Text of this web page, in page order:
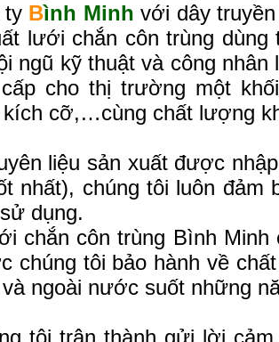
Bình Minh với dây
lưới chắn côn trùng
ngũ kỹ thuật và công
cho thị trường một
kích cỡ,…cùng chất lượng
liệu sản xuất được nhập
nhất), chúng tôi luôn
dụng.
côn trùng Bình Minh
chúng tôi bảo hành về
ngoài nước suốt những
trân thành gửi lời cảm